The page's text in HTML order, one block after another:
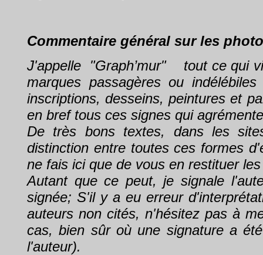
Commentaire général sur les
J'appelle "Graph’mur" tout ce qui
marques passagères ou
inscriptions, desseins, peintures et
en bref tous ces signes qui
De très bons textes, dans les
distinction entre toutes ces formes
ne fais ici que de vous en restituer
Autant que ce peut, je signale
signée; S'il y a eu erreur
auteurs non cités, n'hésitez pas à
cas, bien sûr où une signature a
l'auteur).